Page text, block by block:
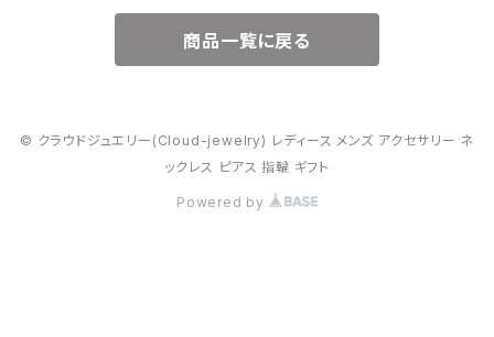
商品一覧に戻る
© クラウドジュエリー(Cloud-jewelry) レディース メンズ アクセサリー ネ
ックレス ピアス 指輪 ギフト
Powered by